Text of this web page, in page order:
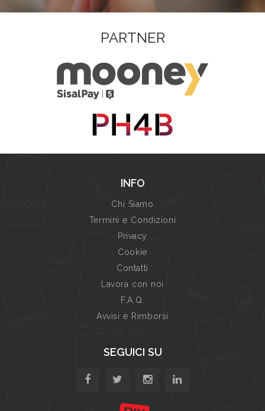
PARTNER
INFO
Chi Siamo
Termini e Condizioni
Privacy
Cookie
Contatti
Lavora con noi
F.A.Q.
Avvisi e Rimborsi
SEGUICI SU